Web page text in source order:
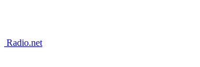
Radio.net